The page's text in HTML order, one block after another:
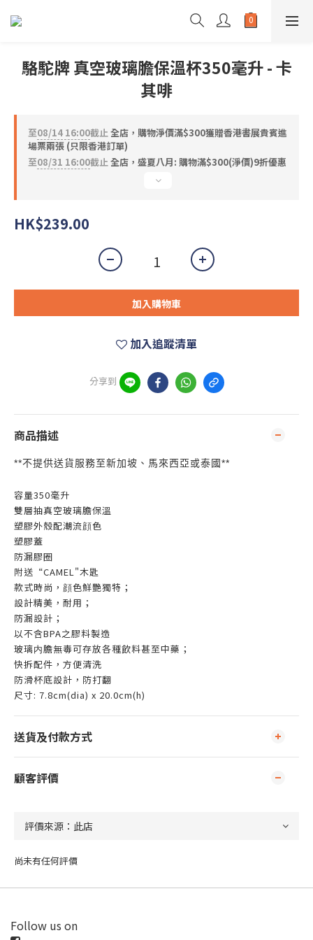
駱駝牌 真空玻璃膽保溫杯350毫升 - 卡
其啡
至08/14 16:00截止全店，購物淨價滿$300獲贈香港書展貴賓進
場票兩張 (只限香港訂單)
至08/31 16:00截止全店，盛夏八月: 購物滿$300(淨價)9折優惠
HK$239.00
加入購物車
加入追蹤清單
分享到
商品描述
**不提供送貨服務至新加坡、馬來西亞或泰國 **
容量350毫升
雙層抽真空玻璃膽保溫
塑膠外殼配潮流顔色
塑膠蓋
防漏膠圈
附送“CAMEL"木匙
款式時尚，顔色鮮艷獨特；
設計精美，耐用；
防漏設計；
以不含BPA之膠料製造
玻璃内膽無毒可存放各種飲料甚至中藥；
快拆配件，方便清洗
防滑杯底設計，防打翻
尺寸: 7.8cm(dia) x 20.0cm(h)
送貨及付款方式
顧客評價
尚未有任何評價
Follow us on